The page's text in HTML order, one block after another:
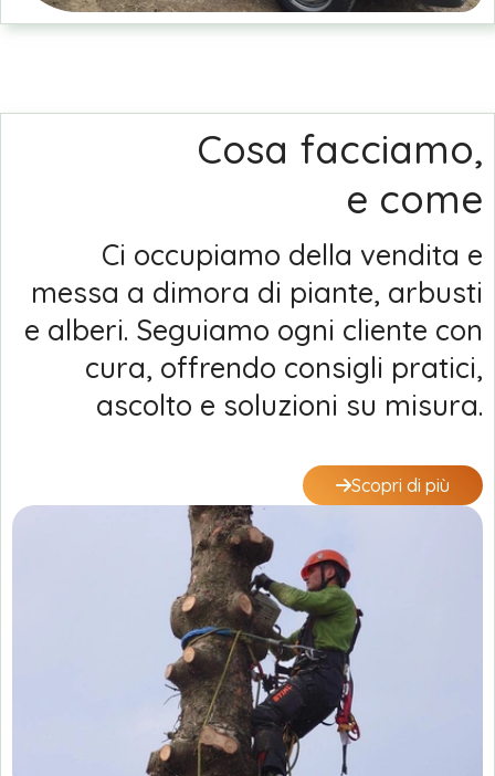
Cosa facciamo,
e come
Ci occupiamo della vendita e
messa a dimora di piante, arbusti
e alberi. Seguiamo ogni cliente con
cura, offrendo consigli pratici,
ascolto e soluzioni su misura.
Scopri di più